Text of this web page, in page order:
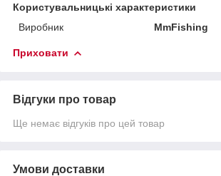
Користувальницькі характеристики
Виробник
MmFishing
Приховати
Відгуки про товар
Ще немає відгуків про цей товар
Умови доставки